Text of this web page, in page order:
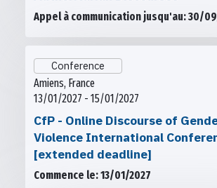
Appel à communication jusqu'au: 30/
Conference
Amiens, France
13/01/2027 - 15/01/2027
CfP - Online Discourse of
Violence International
[extended deadline]
Commence le: 13/01/2027